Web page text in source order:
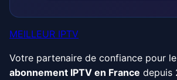
MEILLEUR IPTV
Votre partenaire de confiance pour le
abonnement IPTV en France depuis